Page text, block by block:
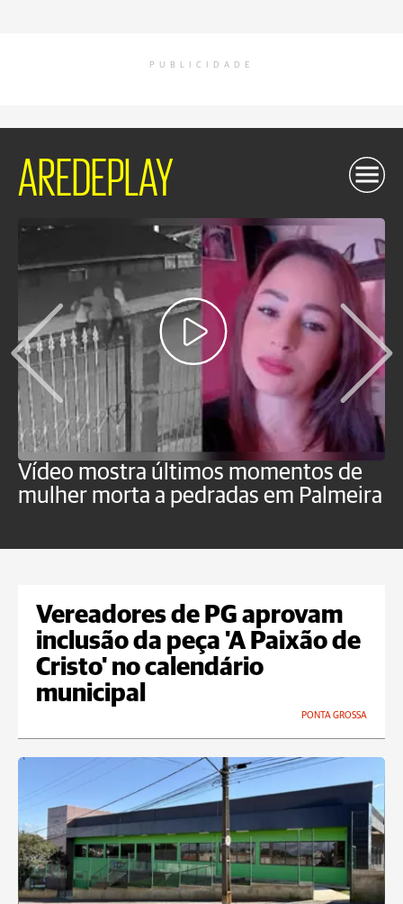
PUBLICIDADE
AREDEPLAY
Vídeo mostra últimos momentos de
mulher morta a pedradas em Palmeira
Vereadores de PG aprovam
inclusão da peça 'A Paixão de
Cristo' no calendário
municipal
PONTA GROSSA